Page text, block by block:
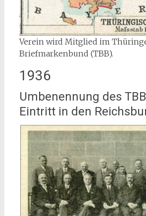
Verein wird Mitglied im
Briefmarkenbund (TBB).
1936
Umbenennung des
Eintritt in den